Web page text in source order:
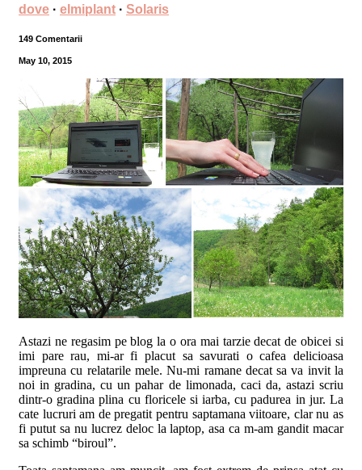
dove · elmiplant · Solaris
149 Comentarii
May 10, 2015
Astazi ne regasim pe blog la o ora mai tarzie decat de obicei si
imi pare rau, mi-ar fi placut sa savurati o cafea delicioasa
impreuna cu relatarile mele. Nu-mi ramane decat sa va invit la
noi in gradina, cu un pahar de limonada, caci da, astazi scriu
dintr-o gradina plina cu floricele si iarba, cu padurea in jur. La
cate lucruri am de pregatit pentru saptamana viitoare, clar nu as
fi putut sa nu lucrez deloc la laptop, asa ca m-am gandit macar
sa schimb “biroul”.